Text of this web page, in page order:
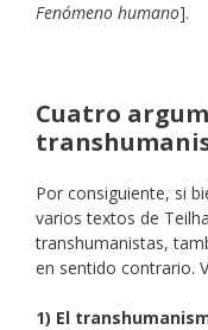
Fenómeno humano].
Cuatro
Por consiguiente, si
varios textos de
transhumanistas,
en sentido contrario.
1) El